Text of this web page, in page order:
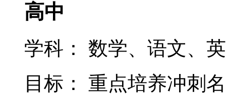
高中
学科：
数学、语文、
目标：
重点培养冲刺